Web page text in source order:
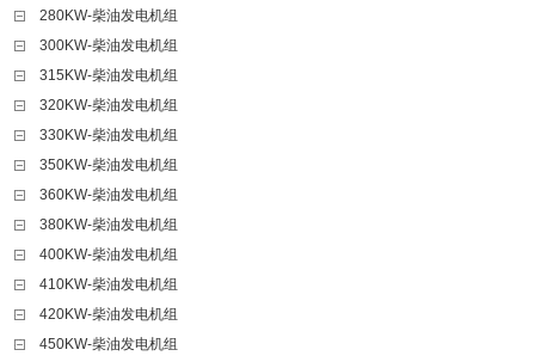
280KW-柴油发电机组
300KW-柴油发电机组
315KW-柴油发电机组
320KW-柴油发电机组
330KW-柴油发电机组
350KW-柴油发电机组
360KW-柴油发电机组
380KW-柴油发电机组
400KW-柴油发电机组
410KW-柴油发电机组
420KW-柴油发电机组
450KW-柴油发电机组